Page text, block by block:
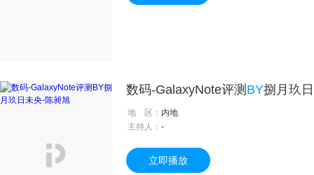
数码-GalaxyNote评测 BY捌月玖
地 区： 内地
主持人： -
立即播放